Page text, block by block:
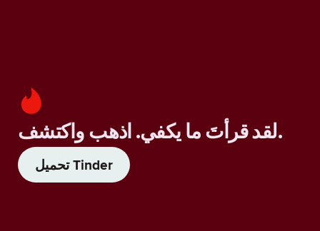
لقد قرأتَ ما يكفي. اذهب واكتشف.
تحميل Tinder